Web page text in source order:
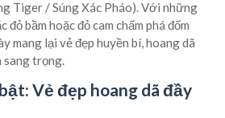
Tiger / Súng Xác Pháo). Với những
đỏ bầm hoặc đỏ cam chấm phá đốm
mang lại vẻ đẹp huyền bí, hoang dã
sang trọng.
Vẻ đẹp hoang dã đầy